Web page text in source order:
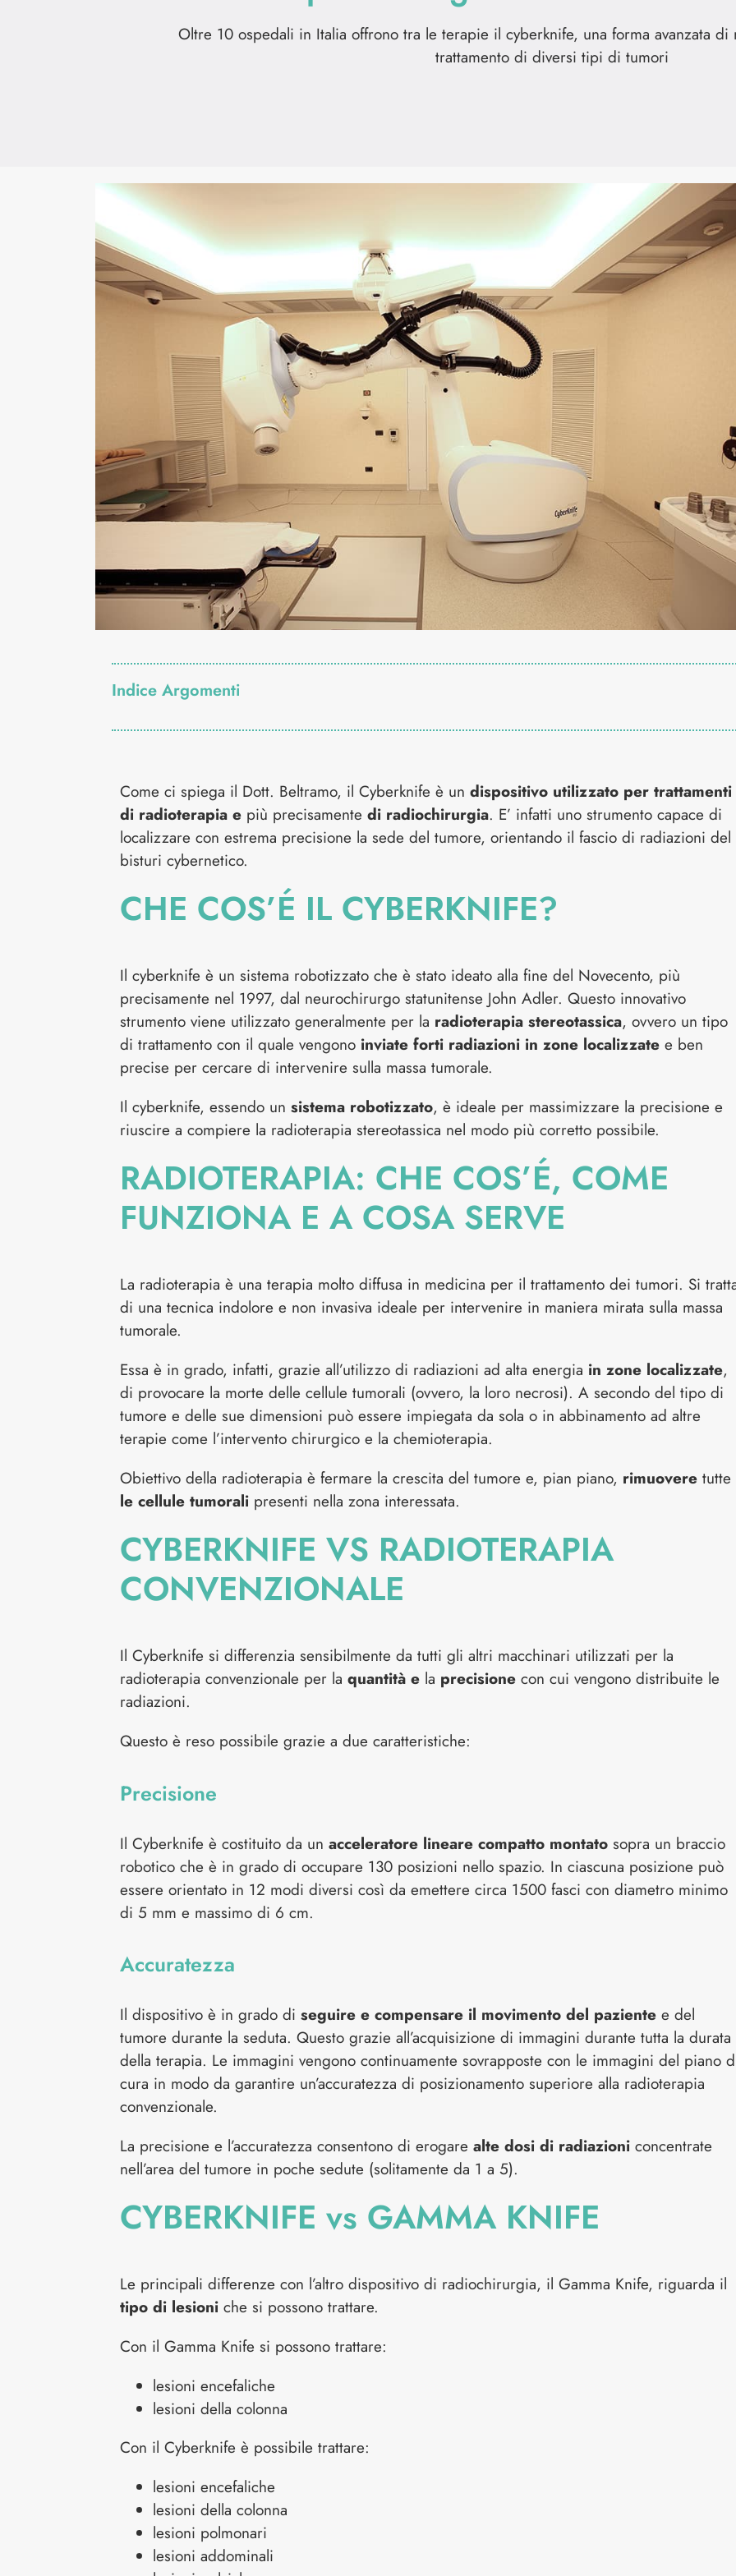
Oltre 10 ospedali in Italia offrono tra le terapie il cyberknife, una forma avanzata
trattamento di diversi tipi di tumori
Indice Argomenti
Come ci spiega il Dott. Beltramo, il Cyberknife è un dispositivo utilizzato per trattamenti
di radioterapia e più precisamente di radiochirurgia. E’ infatti uno strumento capace di
localizzare con estrema precisione la sede del tumore, orientando il fascio di radiazioni del
bisturi cybernetico.
CHE COS’É IL CYBERKNIFE?
Il cyberknife è un sistema robotizzato che è stato ideato alla fine del Novecento, più
precisamente nel 1997, dal neurochirurgo statunitense John Adler. Questo innovativo
strumento viene utilizzato generalmente per la radioterapia stereotassica, ovvero un tipo
di trattamento con il quale vengono inviate forti radiazioni in zone localizzatee ben
precise per cercare di intervenire sulla massa tumorale.
Il cyberknife, essendo un sistema robotizzato, è ideale per massimizzare la precisione e
riuscire a compiere la radioterapia stereotassica nel modo più corretto possibile.
RADIOTERAPIA: CHE COS’É, COME
FUNZIONA E A COSA SERVE
La radioterapia è una terapia molto diffusa in medicina per il trattamento dei tumori. Si
di una tecnica indolore e non invasiva ideale per intervenire in maniera mirata sulla massa
tumorale.
Essa è in grado, infatti, grazie all’utilizzo di radiazioni ad alta energia in zone localizzate,
di provocare la morte delle cellule tumorali (ovvero, la loro necrosi). A secondo del tipo di
tumore e delle sue dimensioni può essere impiegata da sola o in abbinamento ad altre
terapie come l’intervento chirurgico e la chemioterapia.
Obiettivo della radioterapia è fermare la crescita del tumore e, pian piano, rimuoveretutte
le cellule tumoralipresenti nella zona interessata.
CYBERKNIFE VS RADIOTERAPIA
CONVENZIONALE
Il Cyberknife si differenzia sensibilmente da tutti gli altri macchinari utilizzati per la
radioterapia convenzionale per la quantità ela precisionecon cui vengono distribuite le
radiazioni.
Questo è reso possibile grazie a due caratteristiche:
Precisione
Il Cyberknife è costituito da un acceleratore lineare compatto montatosopra un braccio
robotico che è in grado di occupare 130 posizioni nello spazio. In ciascuna posizione può
essere orientato in 12 modi diversi così da emettere circa 1500 fasci con diametro minimo
di 5 mm e massimo di 6 cm.
Accuratezza
Il dispositivo è in grado di seguire e compensare il movimento del pazientee del
tumore durante la seduta. Questo grazie all’acquisizione di immagini durante tutta la durata
della terapia. Le immagini vengono continuamente sovrapposte con le immagini del piano
cura in modo da garantire un’accuratezza di posizionamento superiore alla radioterapia
convenzionale.
La precisione e l’accuratezza consentono di erogare alte dosi di radiazioniconcentrate
nell’area del tumore in poche sedute (solitamente da 1 a 5).
CYBERKNIFE vs GAMMA KNIFE
Le principali differenze con l’altro dispositivo di radiochirurgia, il Gamma Knife, riguarda il
tipo di lesioniche si possono trattare.
Con il Gamma Knife si possono trattare:
lesioni encefaliche
lesioni della colonna
Con il Cyberknife è possibile trattare:
lesioni encefaliche
lesioni della colonna
lesioni polmonari
lesioni addominali